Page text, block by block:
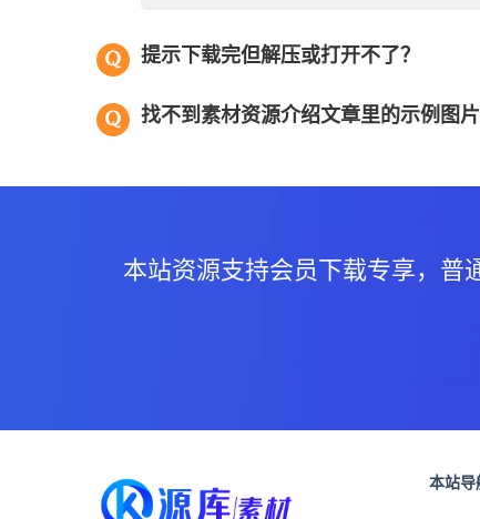
提示下载完但解压或打开不了？
找不到素材资源介绍文章里的示例图片
本站资源支持会员下载专享，普
本站导